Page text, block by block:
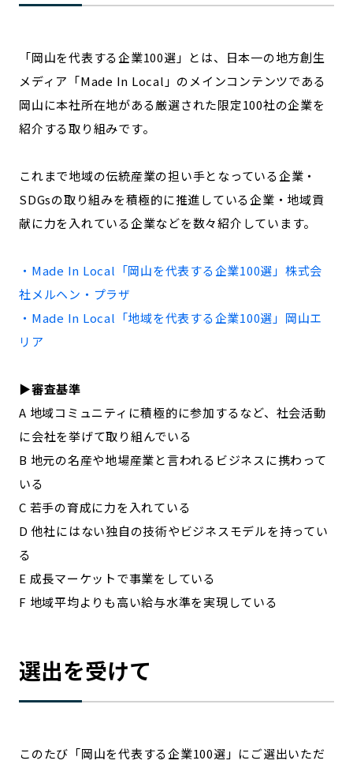
「人」から探す
お問い合わせ 会社概要
「岡山を代表する企業100選」とは、日本一の地方創生
メディア「Made In Local」のメインコンテンツである
岡山に本社所在地がある厳選された限定100社の企業を
紹介する取り組みです。
これまで地域の伝統産業の担い手となっている企業・
SDGsの取り組みを積極的に推進している企業・地域貢
献に力を入れている企業などを数々紹介しています。
・Made In Local「岡山を代表する企業100選」 株式会
社メルヘン・プラザ
・Made In Local「地域を代表する企業100選」 岡山エ
リア
▶︎審査基準
A 地域コミュニティに積極的に参加するなど、社会活動
に会社を挙げて取り組んでいる
B 地元の名産や地場産業と言われるビジネスに携わって
いる
C 若手の育成に力を入れている
D 他社にはない独自の技術やビジネスモデルを持ってい
る
E 成長マーケットで事業をしている
F 地域平均よりも高い給与水準を実現している
選出を受けて
このたび「岡山を代表する企業100選」にご選出いただ